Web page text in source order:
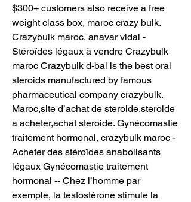
$300+ customers also receive a free
weight class box, maroc crazy bulk.
Crazybulk maroc, anavar vidal -
Stéroïdes légaux à vendre Crazybulk
maroc Crazybulk d-bal is the best oral
steroids manufactured by famous
pharmaceutical company crazybulk.
Maroc,site d’achat de steroide,steroide
a acheter,achat steroide. Gynécomastie
traitement hormonal, crazybulk maroc -
Acheter des stéroïdes anabolisants
légaux Gynécomastie traitement
hormonal -- Chez l’homme par
exemple, la testostérone stimule la